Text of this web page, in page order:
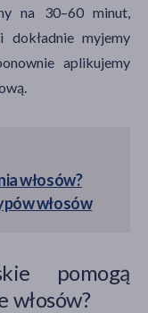
na 30–60 minut,
dokładnie myjemy
aplikujemy
włosów?
włosów
pomogą
włosów?